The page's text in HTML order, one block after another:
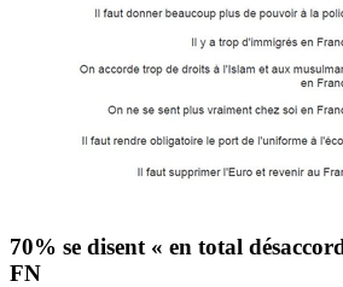
70% se disent « en total
FN